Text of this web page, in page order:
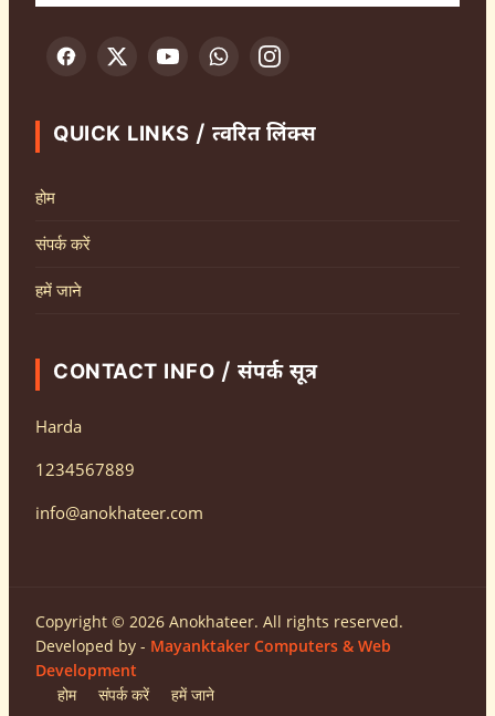
QUICK LINKS / त्वरित लिंक्स
होम
संपर्क करें
हमें जाने
CONTACT INFO / संपर्क सूत्र
Harda
1234567889
info@anokhateer.com
Copyright © 2026 Anokhateer. All rights reserved.
Developed by - Mayanktaker Computers & Web
Development
होम
संपर्क करें हमें जाने